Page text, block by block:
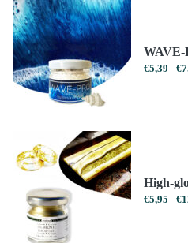
WAVE-
€5,39 - €
High-
€5,95 - €